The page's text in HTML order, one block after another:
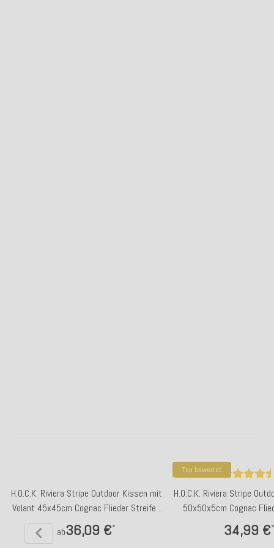
H.O.C.K. Riviera Stripe Outdoor Kissen mit
Volant 45x45cm Cognac Flieder Streifen
Rüschenkissen
ab36,09 €*
Top bewertet
H.O.C.K. Riviera Stripe
50x50x5cm Cognac
34,99 €*